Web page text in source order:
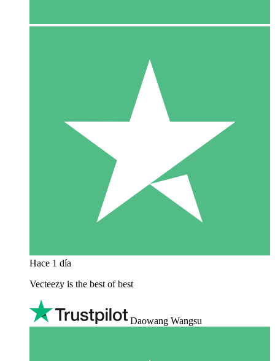
Hace 1 día
Vecteezy is the best of best
Daowang Wangsu